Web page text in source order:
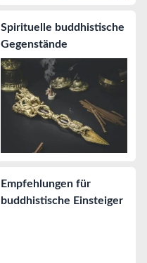
Spirituelle buddhistische
Gegenstände
Empfehlungen für
buddhistische Einsteiger